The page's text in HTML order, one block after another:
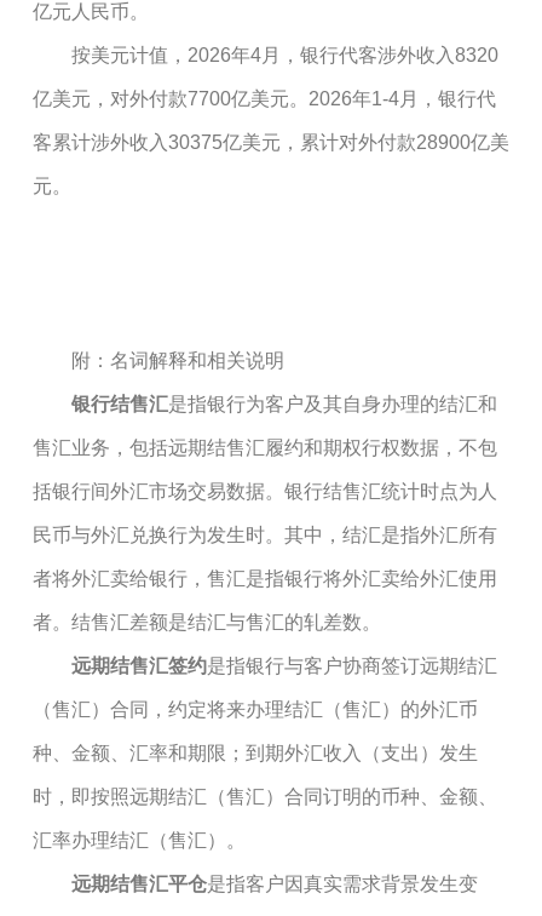
亿元人民币。
按美元计值，2026年4月，银行代客涉外收入8320
亿美元，对外付款7700亿美元。2026年1-4月，银行代
客累计涉外收入30375亿美元，累计对外付款28900亿美
元。
附：名词解释和相关说明
银行结售汇是指银行为客户及其自身办理的结汇和
售汇业务，包括远期结售汇履约和期权行权数据，不包
括银行间外汇市场交易数据。银行结售汇统计时点为人
民币与外汇兑换行为发生时。其中，结汇是指外汇所有
者将外汇卖给银行，售汇是指银行将外汇卖给外汇使用
者。结售汇差额是结汇与售汇的轧差数。
远期结售汇签约是指银行与客户协商签订远期结汇
（售汇）合同，约定将来办理结汇（售汇）的外汇币
种、金额、汇率和期限；到期外汇收入（支出）发生
时，即按照远期结汇（售汇）合同订明的币种、金额、
汇率办理结汇（售汇）。
远期结售汇平仓是指客户因真实需求背景发生变